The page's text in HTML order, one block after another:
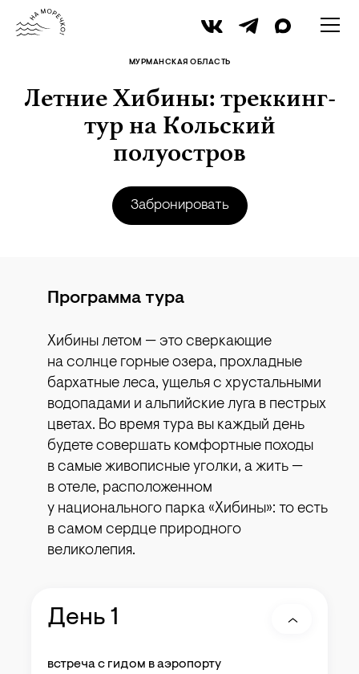
МУРМАНСКАЯ ОБЛАСТЬ
Летние Хибины: треккинг-
тур на Кольский
полуостров
Забронировать
Программа тура
Хибины летом — это сверкающие
на солнце горные озера, прохладные
бархатные леса, ущелья с хрустальными
водопадами и альпийские луга в пестрых
цветах. Во время тура вы каждый день
будете совершать комфортные походы
в самые живописные уголки, а жить —
в отеле, расположенном
у национального парка «Хибины»: то есть
в самом сердце природного
великолепия.
День 1
встреча с гидом в аэропорту